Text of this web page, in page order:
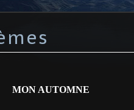
MON AUTOMNE